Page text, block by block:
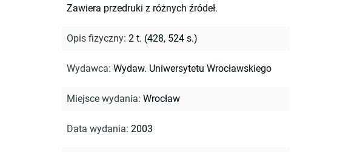
Zawiera przedruki z różnych źródeł.
Opis fizyczny: 2 t. (428, 524 s.)
Wydawca: Wydaw. Uniwersytetu Wrocławskiego
Miejsce wydania: Wrocław
Data wydania: 2003